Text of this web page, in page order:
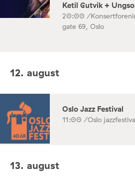
Ketil Gutvik +
20:00 /
gate 69, Oslo
12. august
Oslo Jazz Festival
11:00 /Oslo
13. august